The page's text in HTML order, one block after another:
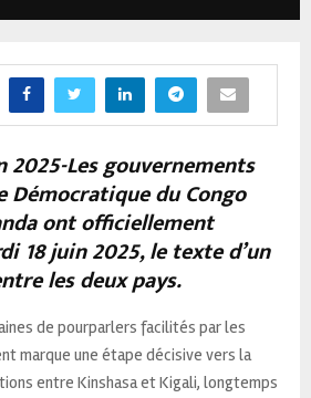
2025-Les gouvernements
Démocratique du Congo
ont officiellement
18 juin 2025, le texte d’un
les deux pays.
de pourparlers facilités par les
marque une étape décisive vers la
entre Kinshasa et Kigali, longtemps